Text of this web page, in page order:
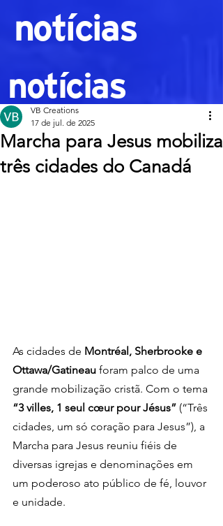
notícias
Marcha para Jesus mobiliza
três cidades do Canadá
VB Creations
17 de jul. de 2025
As cidades de Montréal, Sherbrooke e
Ottawa/Gatineau foram palco de uma
grande mobilização cristã. Com o tema
“3 villes, 1 seul cœur pour Jésus” (“Três
cidades, um só coração para Jesus”), a
Marcha para Jesus reuniu fiéis de
diversas igrejas e denominações em
um poderoso ato público de fé, louvor
e unidade.
notícias